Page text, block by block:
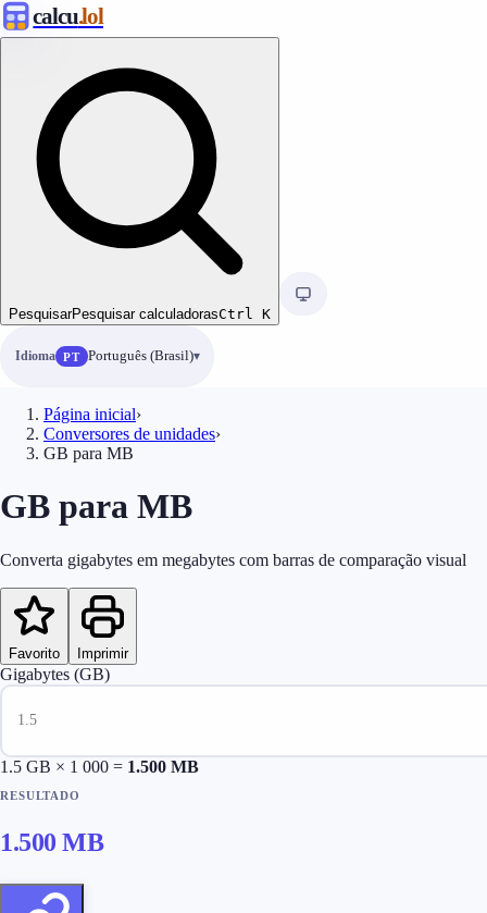
calcu.lol
PesquisarPesquisar calculadorasCtrl K
Idioma PT Português (Brasil)
Página inicial›
Conversores de unidades›
GB para MB
GB para MB
Converta gigabytes em megabytes com barras de comparação visual
Favorito Imprimir
Gigabytes (GB)
1.5 GB × 1 000 = 1.500 MB
RESULTADO
1.500 MB